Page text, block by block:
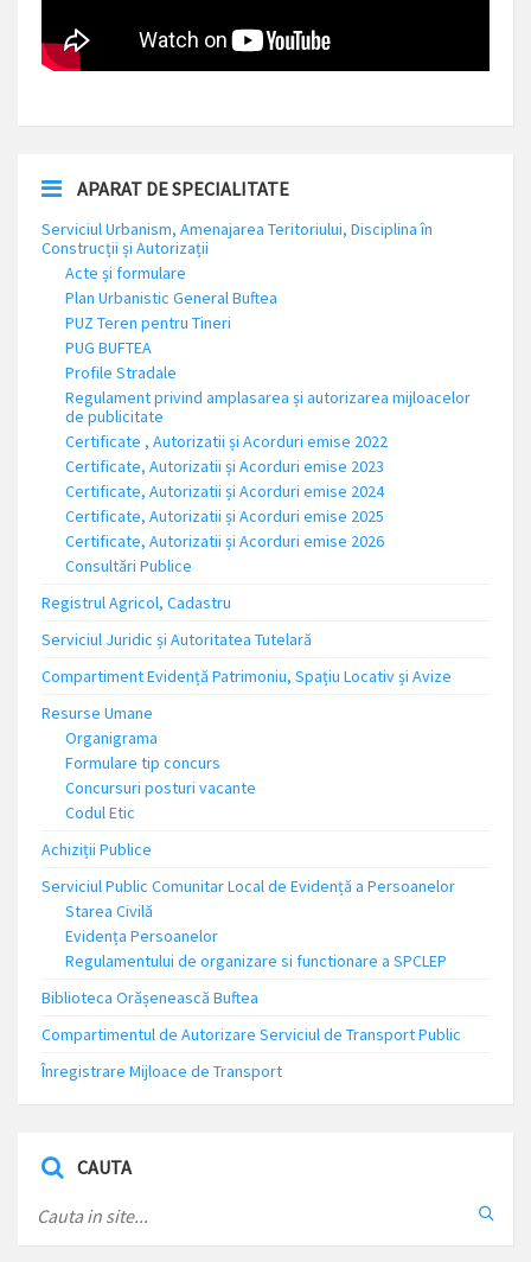
APARAT DE SPECIALITATE
Serviciul Urbanism, Amenajarea Teritoriului, Disciplina în
Construcții și Autorizații
Acte și formulare
Plan Urbanistic General Buftea
PUZ Teren pentru Tineri
PUG BUFTEA
Profile Stradale
Regulament privind amplasarea și autorizarea mijloacelor
de publicitate
Certificate , Autorizatii și Acorduri emise 2022
Certificate, Autorizatii și Acorduri emise 2023
Certificate, Autorizatii și Acorduri emise 2024
Certificate, Autorizatii și Acorduri emise 2025
Certificate, Autorizatii și Acorduri emise 2026
Consultări Publice
Registrul Agricol, Cadastru
Serviciul Juridic și Autoritatea Tutelară
Compartiment Evidență Patrimoniu, Spațiu Locativ și Avize
Resurse Umane
Organigrama
Formulare tip concurs
Concursuri posturi vacante
Codul Etic
Achiziții Publice
Serviciul Public Comunitar Local de Evidență a Persoanelor
Starea Civilă
Evidența Persoanelor
Regulamentului de organizare si functionare a SPCLEP
Biblioteca Orășenească Buftea
Compartimentul de Autorizare Serviciul de Transport Public
Înregistrare Mijloace de Transport
CAUTA